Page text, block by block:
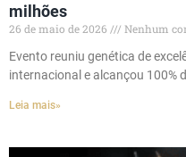
milhões
26 de maio de 2026
Nenhum
Evento reuniu genética de
internacional e alcançou 100%
Leia mais»